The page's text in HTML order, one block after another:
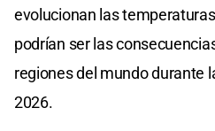
evolucionan las
podrían ser las
regiones del mundo durante
2026.